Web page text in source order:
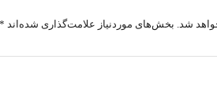
شد. بخش‌های موردنیاز علامت‌گذاری شده‌اند *